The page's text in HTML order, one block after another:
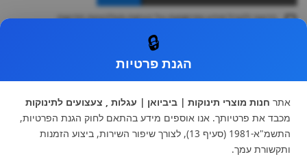
ברצוני לקבל מידע ופרסומות על הנחות וקולקציות חדשות
עגלות וטיולונים
כיסא בטיחות ואביזרים
ריהוט לתינוקות
מצעים למיטת תינוק וטקסטיל
צעצועי ילדים
על גלגלים
הנקה והאכלה
🔒
הגנת פרטיות
אתר חנות מוצרי תינוקות | ביביואן | עגלות , צעצועים לתינוקות
מכבד את פרטיותך. אנו אוספים מידע בהתאם לחוק הגנת הפרטיות,
התשמ"א-1981 (סעיף 13), לצורך שיפור השירות, ביצוע הזמנות
ותקשורת עמך.